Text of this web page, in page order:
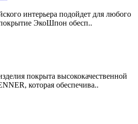
интерьера подойдет для любого
ЭкоШпон обесп..
покрыта высококачественной
которая обеспечива..